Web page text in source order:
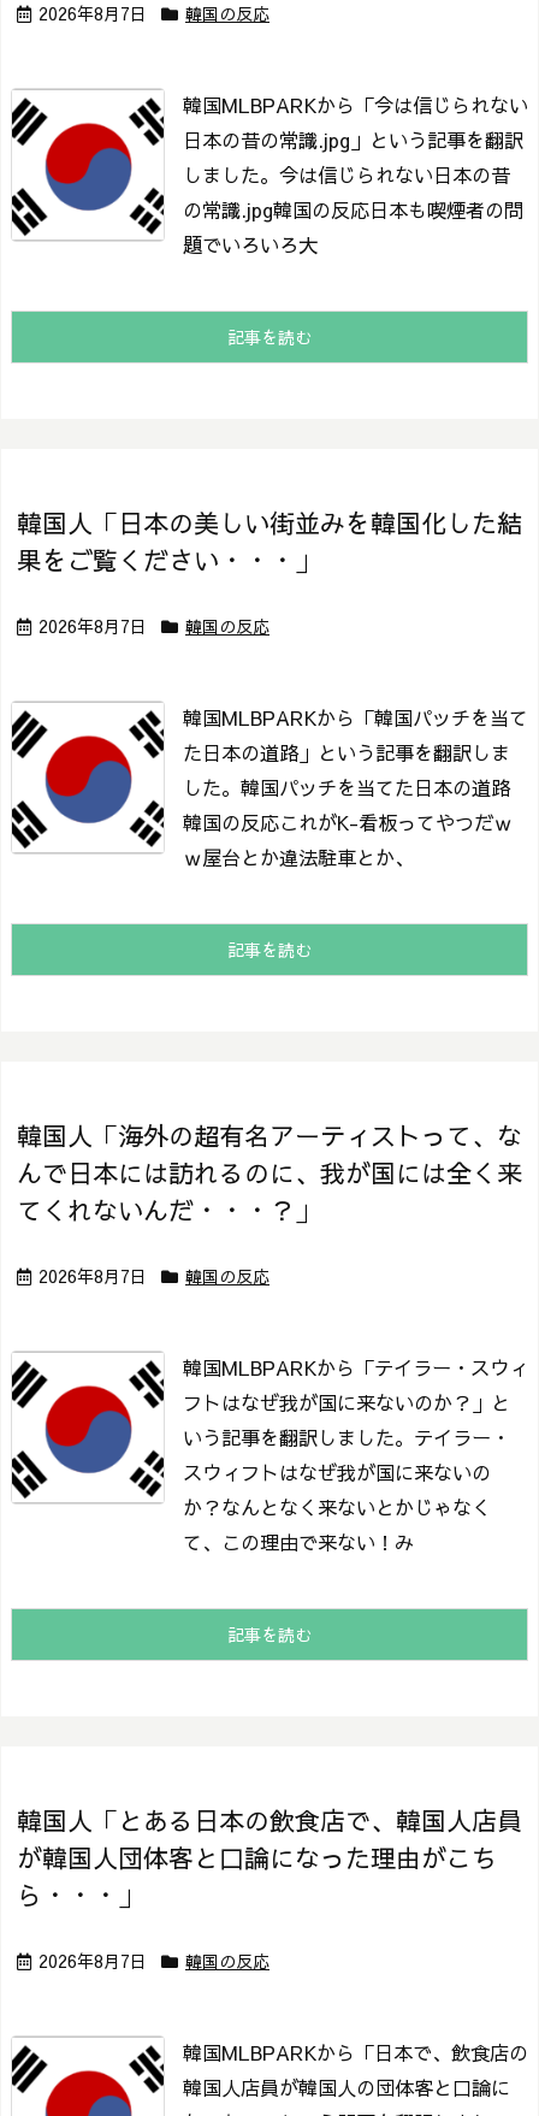
2026年8月7日 韓国の反応
韓国MLBPARKから「今は信じられない
日本の昔の常識.jpg」という記事を翻訳
しました。 今は信じられない日本の昔
の常識.jpg韓国の反応日本も喫煙者の問
題でいろいろ大
記事を読む
韓国人「日本の美しい街並みを韓国化した結
果をご覧ください・・・」
2026年8月7日 韓国の反応
韓国MLBPARKから「韓国パッチを当て
た日本の道路」という記事を翻訳しま
した。 韓国パッチを当てた日本の道路
韓国の反応これがK-看板ってやつだｗ
ｗ屋台とか違法駐車とか、
記事を読む
韓国人「海外の超有名アーティストって、な
んで日本には訪れるのに、我が国には全く来
てくれないんだ・・・？」
2026年8月7日 韓国の反応
韓国MLBPARKから「テイラー・スウィ
フトはなぜ我が国に来ないのか？」と
いう記事を翻訳しました。 テイラー・
スウィフトはなぜ我が国に来ないの
か？なんとなく来ないとかじゃなく
て、この理由で来ない！み
記事を読む
韓国人「とある日本の飲食店で、韓国人店員
が韓国人団体客と口論になった理由がこち
ら・・・」
2026年8月7日 韓国の反応
韓国MLBPARKから「日本で、飲食店の
韓国人店員が韓国人の団体客と口論に